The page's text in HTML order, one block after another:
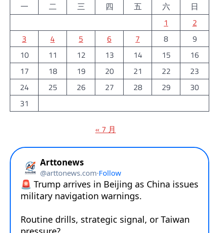
一
二 三 四 五 六
日
1
2
3
4 5 6 7 8
9
10
11 12 13 14 15
16
17
18 19 20 21 22
23
24
25 26 27 28 29
30
31
« 7 月